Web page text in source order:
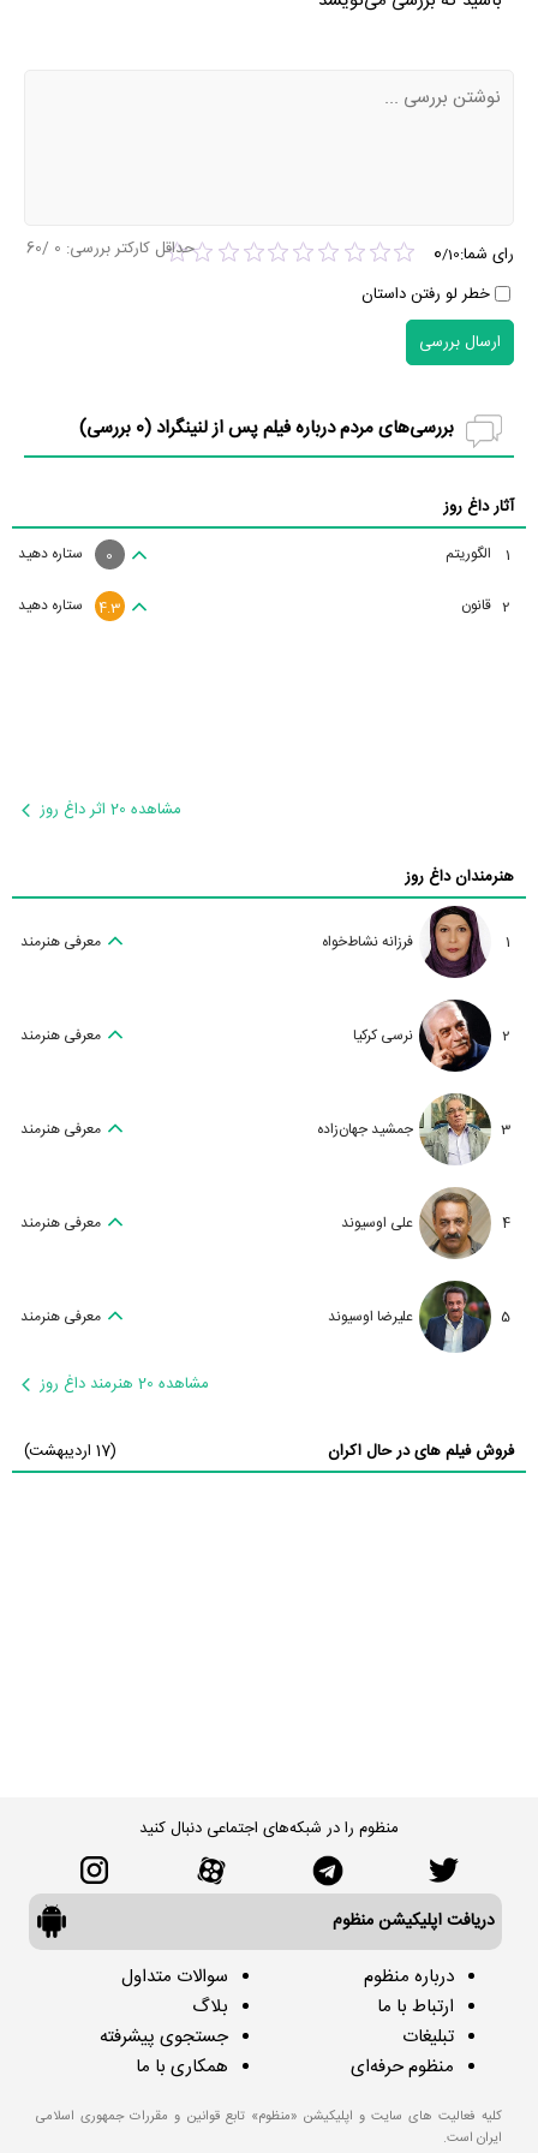
رای شما: 0/10
خطر لو رفتن داستان
حداقل کارکتر بررسی: 0
/60
ارسال بررسی
بررسی‌های مردم درباره فیلم پس از لنینگراد (0 بررسی)
آثار داغ روز
1 الگوریتم ستاره دهید 0
2 قانون ستاره دهید 4.3
مشاهده 20 اثر داغ روز
هنرمندان داغ روز
1 فرزانه نشاط‌خواه معرفی هنرمند
2 نرسی کرکیا معرفی هنرمند
3 جمشید جهان‌زاده معرفی هنرمند
4 علی اوسیوند معرفی هنرمند
5 علیرضا اوسیوند معرفی هنرمند
مشاهده 20 هنرمند داغ روز
فروش فیلم های در حال اکران (17 اردیبهشت)
منظوم را در شبکه‌های اجتماعی دنبال کنید
دریافت اپلیکیشن منظوم
درباره منظوم
ارتباط با ما
تبلیغات
منظوم حرفه‌ای
سوالات متداول
بلاگ
جستجوی پیشرفته
همکاری با ما
کلیه فعالیت های سایت و اپلیکیشن «منظوم» تابع قوانین و مقررات جمهوری اسلامی
ایران است.